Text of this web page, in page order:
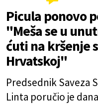
Picula ponovo
"Meša se u
ćuti na kršenje
Hrvatskoj"
Predsednik Saveza
Linta poručio je